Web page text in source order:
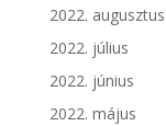
2022. augusztus
2022. július
2022. június
2022. május